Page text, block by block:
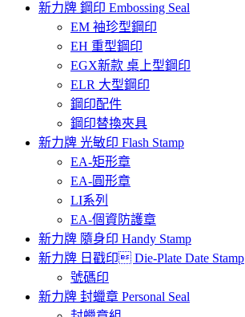
新力牌 鋼印 Embossing Seal
EM 袖珍型鋼印
EH 重型鋼印
EGX新款 桌上型鋼印
ELR 大型鋼印
鋼印配件
鋼印替換夾具
新力牌 光敏印 Flash Stamp
EA-矩形章
EA-圓形章
LI系列
EA-個資防護章
新力牌 隨身印 Handy Stamp
新力牌 日戳印 Die-Plate Date Stamp
號碼印
新力牌 封蠟章 Personal Seal